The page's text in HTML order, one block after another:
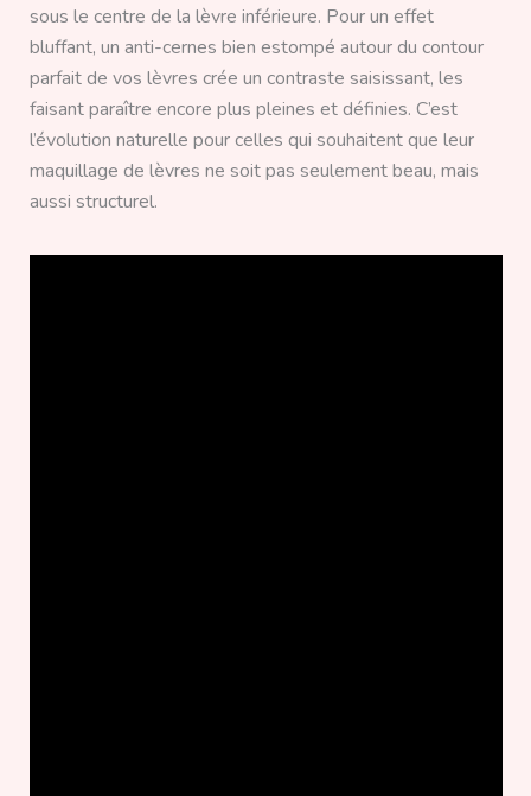
sous le centre de la lèvre inférieure. Pour un effet
bluffant, un anti-cernes bien estompé autour du contour
parfait de vos lèvres crée un contraste saisissant, les
faisant paraître encore plus pleines et définies. C’est
l’évolution naturelle pour celles qui souhaitent que leur
maquillage de lèvres ne soit pas seulement beau, mais
aussi structurel.